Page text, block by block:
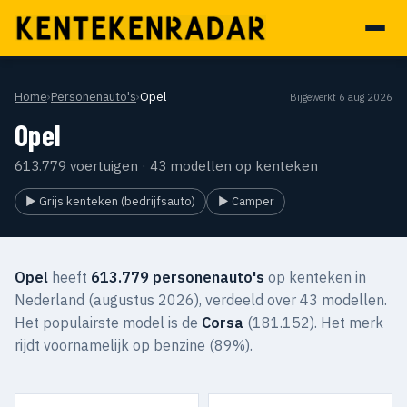
Home›Personenauto's›Opel Bijgewerkt 6 aug 2026
Opel
613.779 voertuigen · 43 modellen op kenteken
▶ Grijs kenteken (bedrijfsauto) ▶ Camper
Opel heeft 613.779 personenauto's op kenteken in
Nederland (augustus 2026), verdeeld over 43 modellen.
Het populairste model is de Corsa (181.152). Het merk
rijdt voornamelijk op benzine (89%).